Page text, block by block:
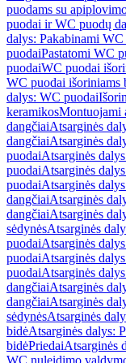
puodams su
puodai ir WC puodų
dalys: Pakabinami WC
puodaiPastatomi WC
puodaiWC puodai
WC puodai išoriniams
dalys: WC puodai
keramikosMontuojami
dangčiaiAtsarginės
dangčiaiAtsarginės
puodaiAtsarginės
puodaiAtsarginės
puodaiAtsarginės
dangčiaiAtsarginės
dangčiaiAtsarginės
sėdynėsAtsarginės
puodaiAtsarginės
puodaiAtsarginės
puodaiAtsarginės
dangčiaiAtsarginės
dangčiaiAtsarginės
sėdynėsAtsarginės
bidėAtsarginės dalys:
bidėPriedaiAtsarginės
WC nuleidimo